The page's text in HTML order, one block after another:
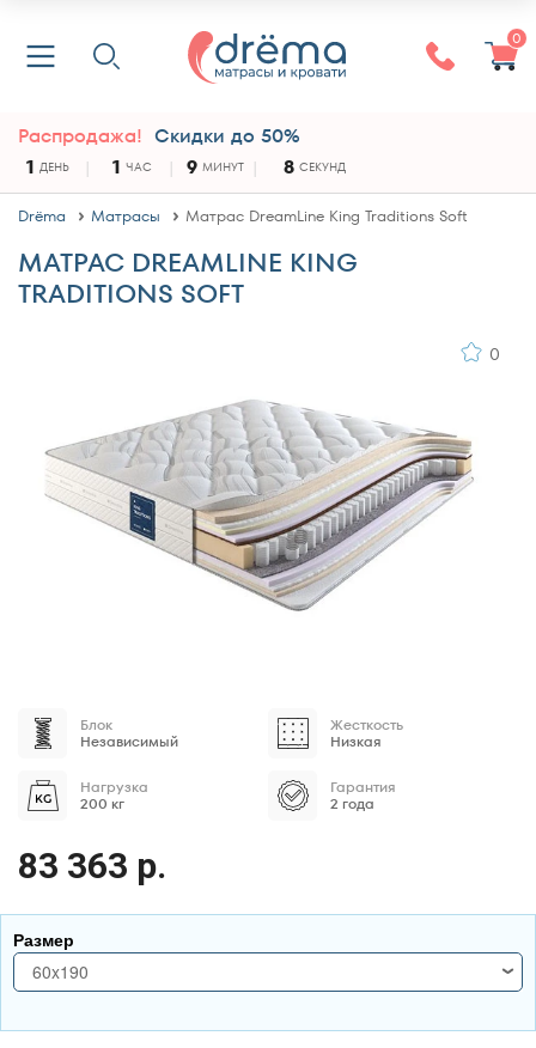
0
Распродажа! Скидки до 50%
1 ДЕНЬ 1 ЧАС 9 МИНУТ 8 СЕКУНД
Drёma Матрасы Матрас DreamLine King Traditions Soft
МАТРАС DREAMLINE KING
TRADITIONS SOFT
0
Блок
Независимый
Жесткость
Низкая
Нагрузка
200 кг
Гарантия
2 года
83 363 р.
Размер
60x190
60x190